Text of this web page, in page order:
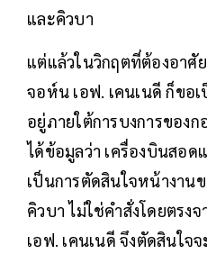
และคิวบา
แต่แล้วในวิกฤตที่ต้องอาศั
จอห์น เอฟ. เคนเนดี ก็ขอ
อยู่ภายใต้การบงการของ
ได้ข้อมูลว่า เครื่องบินสอ
เป็นการตัดสินใจหน้างาน
คิวบา ไม่ใช่คำสั่งโดยตรง
เอฟ. เคนเนดี จึงตัดสินใจ